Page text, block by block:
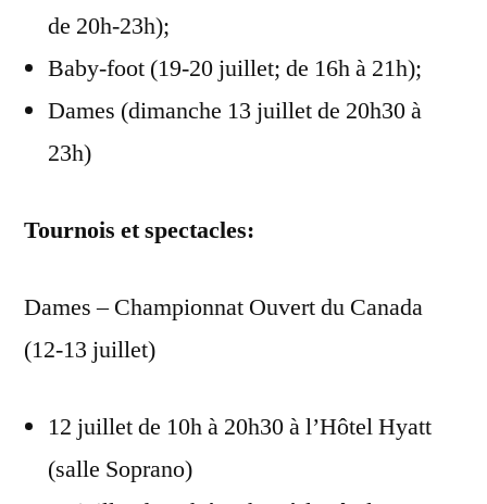
de 20h-23h);
Baby-foot (19-20 juillet; de 16h à 21h);
Dames (dimanche 13 juillet de 20h30 à
23h)
Tournois et spectacles:
Dames – Championnat Ouvert du Canada
(12-13 juillet)
12 juillet de 10h à 20h30 à l’Hôtel Hyatt
(salle Soprano)